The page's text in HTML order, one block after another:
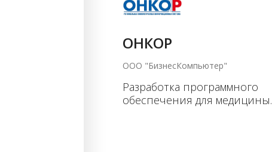
ОНКОР
ООО "БизнесКомпьютер"
Разработка программного
обеспечения для медицины.